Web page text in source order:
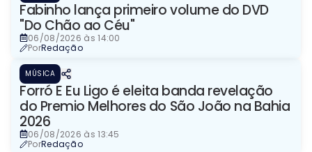
Fabinho lança primeiro volume do DVD
"Do Chão ao Céu"
06/08/2026 às 14:00
PorRedação
MÚSICA
Forró E Eu Ligo é eleita banda revelação
do Premio Melhores do São João na Bahia
2026
06/08/2026 às 13:45
PorRedação